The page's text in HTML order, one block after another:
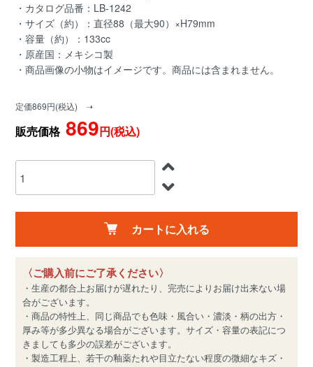
・カタログ品番：LB-1242
・サイズ（約）：直径88（最大90）×H79mm
・容量（約）：133cc
・原産国：メキシコ製
・商品画像の小物はイメージです。商品には含まれません。
定価869円(税込) ➝
販売価格869円(税込)
カートに入れる
〈ご購入前にご了承ください〉
・生産の都合上お届けが遅れたり、完売によりお届け出来ない場
合がございます。
・商品の特性上、同じ商品でも色味・風合い・濃淡・柄の出方・
厚み等が多少異なる場合がございます。サイズ・容量の表記につ
きましても多少の誤差がございます。
・製造工程上、若干の釉薬たれや目立たない程度の微細なキズ・